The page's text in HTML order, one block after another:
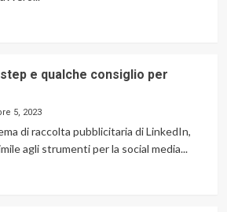
e qualche consiglio per
5, 2023
di raccolta pubblicitaria di LinkedIn,
agli strumenti per la social media...